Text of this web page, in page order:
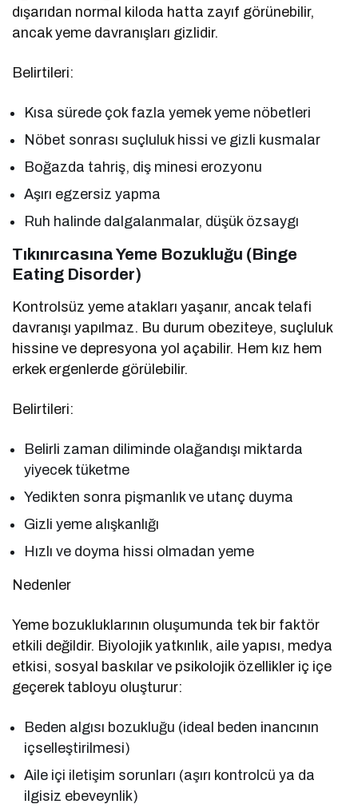
dışarıdan normal kiloda hatta zayıf görünebilir,
ancak yeme davranışları gizlidir.
Belirtileri:
Kısa sürede çok fazla yemek yeme nöbetleri
Nöbet sonrası suçluluk hissi ve gizli kusmalar
Boğazda tahriş, diş minesi erozyonu
Aşırı egzersiz yapma
Ruh halinde dalgalanmalar, düşük özsaygı
Tıkınırcasına Yeme Bozukluğu (Binge
Eating Disorder)
Kontrolsüz yeme atakları yaşanır, ancak telafi
davranışı yapılmaz. Bu durum obeziteye, suçluluk
hissine ve depresyona yol açabilir. Hem kız hem
erkek ergenlerde görülebilir.
Belirtileri:
Belirli zaman diliminde olağandışı miktarda
yiyecek tüketme
Yedikten sonra pişmanlık ve utanç duyma
Gizli yeme alışkanlığı
Hızlı ve doyma hissi olmadan yeme
Nedenler
Yeme bozukluklarının oluşumunda tek bir faktör
etkili değildir. Biyolojik yatkınlık, aile yapısı, medya
etkisi, sosyal baskılar ve psikolojik özellikler iç içe
geçerek tabloyu oluşturur:
Beden algısı bozukluğu (ideal beden inancının
içselleştirilmesi)
Aile içi iletişim sorunları (aşırı kontrolcü ya da
ilgisiz ebeveynlik)